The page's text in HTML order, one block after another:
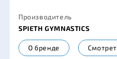
Производитель
SPIETH GYMNASTICS
О бренде